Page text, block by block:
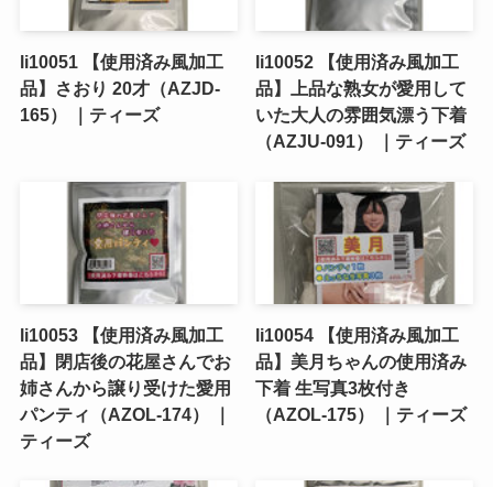
li10051 【使用済み風加工
品】さおり 20才（AZJD-
165） ｜ティーズ
li10052 【使用済み風加工
品】上品な熟女が愛用して
いた大人の雰囲気漂う下着
（AZJU-091） ｜ティーズ
li10053 【使用済み風加工
品】閉店後の花屋さんでお
姉さんから譲り受けた愛用
パンティ（AZOL-174） ｜
ティーズ
li10054 【使用済み風加工
品】美月ちゃんの使用済み
下着 生写真3枚付き
（AZOL-175） ｜ティーズ